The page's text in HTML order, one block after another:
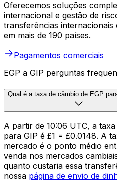
Oferecemos soluções
internacional e gestão de
transferências internacionais
em mais de 190 países.
Pagamentos comerciais
EGP a GIP perguntas
Qual é a taxa de câmbio de EGP
A partir de 10:06 UTC, a
para GIP é £1 = £0.0148. A
mercado é o ponto médio
venda nos mercados
quanto custaria essa
nossa página de envio de